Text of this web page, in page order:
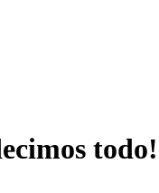
todo!